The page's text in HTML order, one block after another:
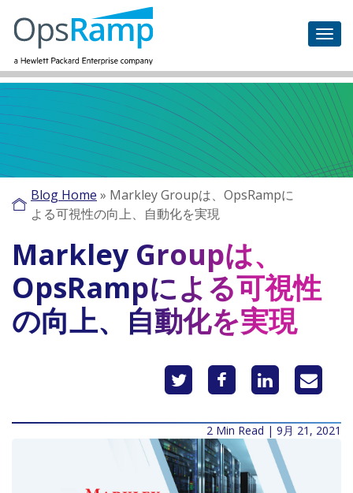
Blog Home » Markley Groupは、OpsRampに
よる可視性の向上、自動化を実現
Markley Groupは、
OpsRampによる可視性
の向上、自動化を実現
2 Min Read | 9月 21, 2021